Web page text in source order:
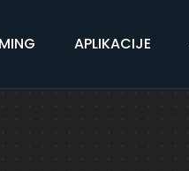
APLIKACIJE